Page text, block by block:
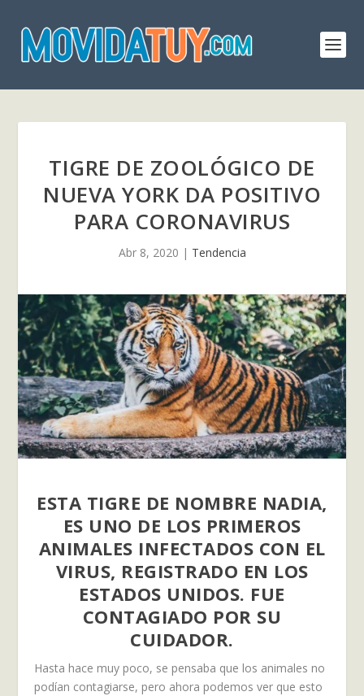
TIGRE DE ZOOLÓGICO DE
NUEVA YORK DA POSITIVO
PARA CORONAVIRUS
Abr 8, 2020 | Tendencia
ESTA TIGRE DE NOMBRE NADIA,
ES UNO DE LOS PRIMEROS
ANIMALES INFECTADOS CON EL
VIRUS, REGISTRADO EN LOS
ESTADOS UNIDOS. FUE
CONTAGIADO POR SU
CUIDADOR.
Hasta hace muy poco, se pensaba que los animales no
podían contagiarse, pero ahora podemos ver que esto